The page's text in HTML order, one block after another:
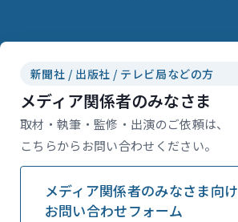
新聞社 / 出版社 / テレビ局などの方
メディア関係者のみなさま
取材・執筆・監修・出演のご依頼は、
こちらからお問い合わせください。
メディア関係者のみなさま向け
お問い合わせフォーム